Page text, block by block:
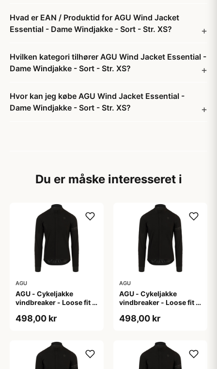
Hvad er EAN / Produktid for AGU Wind Jacket
Essential - Dame Windjakke - Sort - Str. XS?
Hvilken kategori tilhører AGU Wind Jacket Essential -
Dame Windjakke - Sort - Str. XS?
Hvor kan jeg købe AGU Wind Jacket Essential -
Dame Windjakke - Sort - Str. XS?
Du er måske interesseret i
AGU
AGU - Cykeljakke
vindbreaker - Loose fit -
498,00 kr
AGU
AGU - Cykeljakke
vindbreaker - Loose fit -
498,00 kr